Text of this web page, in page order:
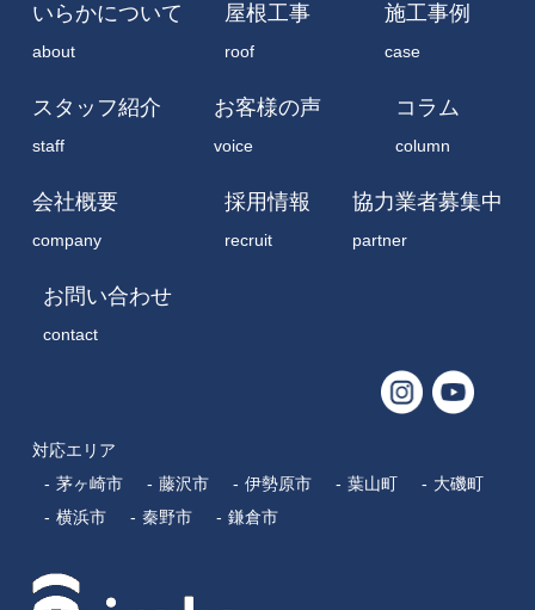
いらかについて
about
屋根工事
roof
施工事例
case
スタッフ紹介
staff
お客様の声
voice
コラム
column
会社概要
company
採用情報
recruit
協力業者募集中
partner
お問い合わせ
contact
対応エリア
茅ヶ崎市
藤沢市 伊勢原市 葉山町
大磯町
横浜市
秦野市 鎌倉市